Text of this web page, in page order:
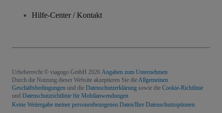
Hilfe-Center / Kontakt
Urheberrecht © viagogo GmbH 2026 Angaben zum Unternehmen
Durch die Nutzung dieser Website akzeptieren Sie die Allgemeinen
Geschäftsbedingungen und die Datenschutzerklärung sowie die Cookie-Richtlinie
und Datenschutzrichtlinie für Mobilanwendungen
Keine Weitergabe meiner personenbezogenen Daten/Ihre Datenschutzoptionen